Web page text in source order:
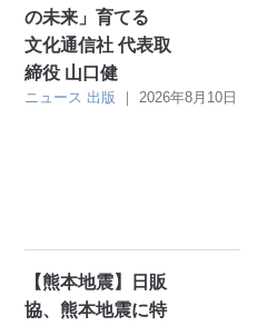
の未来」育てる
文化通信社 代表取
締役 山口健
ニュース 出版 ｜ 2026年8月10日
【熊本地震】日販
協、熊本地震に特